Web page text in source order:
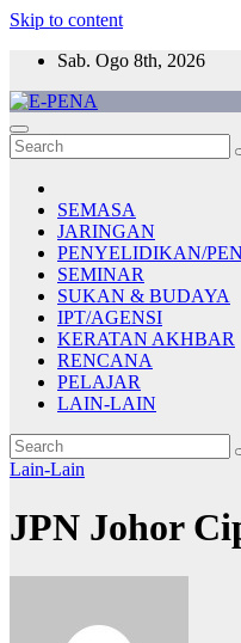
Skip to content
Sab. Ogo 8th, 2026
E-PENA
Berita Digital Terkini
SEMASA
JARINGAN
PENYELIDIKAN/
SEMINAR
SUKAN & BUDAYA
IPT/AGENSI
KERATAN AKHBAR
RENCANA
PELAJAR
LAIN-LAIN
Lain-Lain
JPN Johor